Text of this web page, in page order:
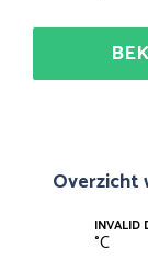
Overzicht
INVALID
°C